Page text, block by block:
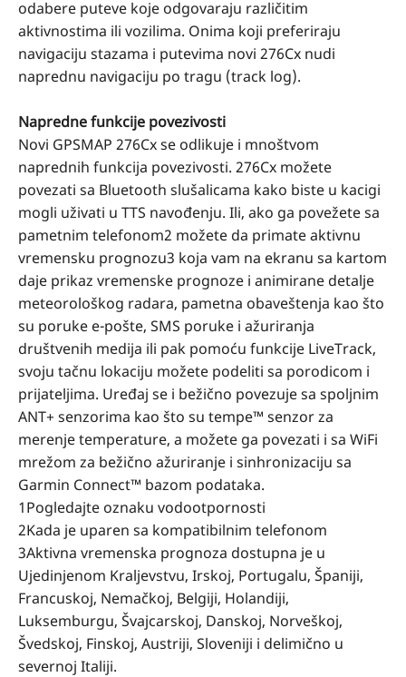
odabere puteve koje odgovaraju različitim
aktivnostima ili vozilima. Onima koji preferiraju
navigaciju stazama i putevima novi 276Cx nudi
naprednu navigaciju po tragu (track log).
Napredne funkcije povezivosti
Novi GPSMAP 276Cx se odlikuje i mnoštvom
naprednih funkcija povezivosti. 276Cx možete
povezati sa Bluetooth slušalicama kako biste u kacigi
mogli uživati u TTS navođenju. Ili, ako ga povežete sa
pametnim telefonom2 možete da primate aktivnu
vremensku prognozu3 koja vam na ekranu sa kartom
daje prikaz vremenske prognoze i animirane detalje
meteorološkog radara, pametna obaveštenja kao što
su poruke e-pošte, SMS poruke i ažuriranja
društvenih medija ili pak pomoću funkcije LiveTrack,
svoju tačnu lokaciju možete podeliti sa porodicom i
prijateljima. Uređaj se i bežično povezuje sa spoljnim
ANT+ senzorima kao što su tempe™ senzor za
merenje temperature, a možete ga povezati i sa WiFi
mrežom za bežično ažuriranje i sinhronizaciju sa
Garmin Connect™ bazom podataka.
1Pogledajte oznaku vodootpornosti
2Kada je uparen sa kompatibilnim telefonom
3Aktivna vremenska prognoza dostupna je u
Ujedinjenom Kraljevstvu, Irskoj, Portugalu, Španiji,
Francuskoj, Nemačkoj, Belgiji, Holandiji,
Luksemburgu, Švajcarskoj, Danskoj, Norveškoj,
Švedskoj, Finskoj, Austriji, Sloveniji i delimično u
severnoj Italiji.